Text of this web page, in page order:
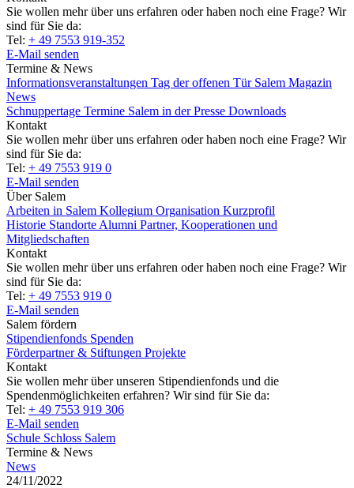
Sie wollen mehr über uns erfahren oder haben noch eine Frage? Wir
sind für Sie da:
Tel: + 49 7553 919-352
E-Mail senden
Termine & News
Informationsveranstaltungen Tag der offenen Tür Salem Magazin
News
Schnuppertage Termine Salem in der Presse Downloads
Kontakt
Sie wollen mehr über uns erfahren oder haben noch eine Frage? Wir
sind für Sie da:
Tel: + 49 7553 919 0
E-Mail senden
Über Salem
Arbeiten in Salem Kollegium Organisation Kurzprofil
Historie Standorte Alumni Partner, Kooperationen und
Mitgliedschaften
Kontakt
Sie wollen mehr über uns erfahren oder haben noch eine Frage? Wir
sind für Sie da:
Tel: + 49 7553 919 0
E-Mail senden
Salem fördern
Stipendienfonds Spenden
Förderpartner & Stiftungen Projekte
Kontakt
Sie wollen mehr über unseren Stipendienfonds und die
Spendenmöglichkeiten erfahren? Wir sind für Sie da:
Tel: + 49 7553 919 306
E-Mail senden
Schule Schloss Salem
Termine & News
News
24/11/2022